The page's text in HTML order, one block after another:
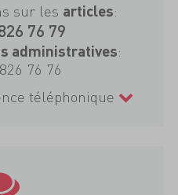
sur les articles:
76 79
administratives:
76 76
téléphonique